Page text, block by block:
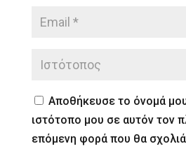
Αποθήκευσε το όνομά
ιστότοπο μου σε αυτόν τον
επόμενη φορά που θα